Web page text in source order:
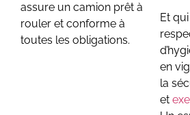
assure un camion prêt à
rouler et conforme à
toutes les obligations.
Et
en
la
et